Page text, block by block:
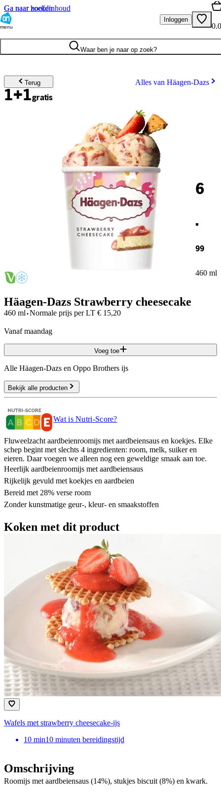
Ga naar hoofdinhoud
Ga naar zoeken
menu
Inloggen
Waar ben je naar op zoek?
Terug Alles van Häagen-Dazs
1+1gratis
6
.
99
460 ml
Häagen-Dazs Strawberry cheesecake
460 ml·Normale prijs per LT € 15,20
vanaf maandag
Voeg toe
Alle Häagen-Dazs en Oppo Brothers ijs
Bekijk alle producten
Wat is Nutri-Score?
Fluweelzacht aardbeienroomijs met aardbeiensaus en koekjes. Elke
schep begint met slechts 4 ingredienten: room, melk, suiker en
eieren. Daar voegen we alleen nog een geweldige smaak aan toe.
Heerlijk aardbeienroomijs met aardbeiensaus
Rijkelijk gevuld met koekjes en aardbeien
Bereid met 28% verse room
Zonder kunstmatige geur-, kleur- en smaakstoffen
Koken met dit product
Wafels met strawberry cheesecake-ijs
10 min10 minuten bereidingstijd
Omschrijving
Roomijs met aardbeiensaus (14%), stukjes biscuit (8%) en kwark.